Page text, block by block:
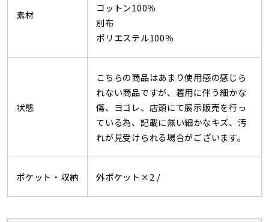
素材
コットン100％
別布
ポリエステル100％
状態
こちらの商品はあまり使用感の感じら
れない商品ですが、着用に伴う細かな
傷、ヨゴレ、店頭にて展示販売を行っ
ている為、記載に無い細かなキズ、汚
れが見受けられる場合がございます。
ポケット・収納 外ポケット×2 /